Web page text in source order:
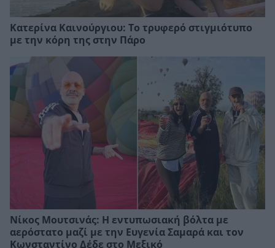
Κατερίνα Καινούργιου: Το τρυφερό στιγμιότυπο
με την κόρη της στην Πάρο
Νίκος Μουτσινάς: Η εντυπωσιακή βόλτα με
αερόστατο μαζί με την Ευγενία Σαμαρά και τον
Κωνσταντίνο Δέδε στο Μεξικό